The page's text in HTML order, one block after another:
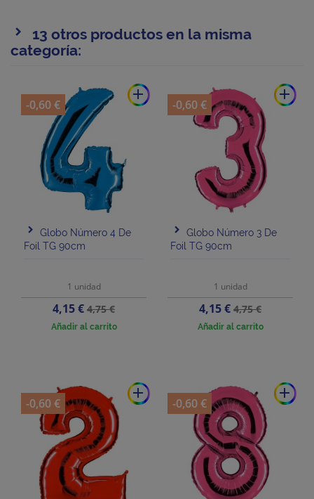
13 otros productos en la misma
categoría:
add
Globo Número 4 De
Foil TG 90cm
1 unidad
Precio
4,15 €Precio
base
4,75 €
Añadir al carrito
-0,60 €
add
Globo Número 3 De
Foil TG 90cm
1 unidad
Precio
4,15 €Precio
base
4,75 €
Añadir al carrito
-0,60 €
add
-0,60 €
add
-0,60 €